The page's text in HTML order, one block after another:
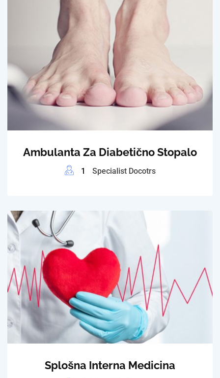
Ambulanta Za Diabetično Stopalo
1 Specialist Docotrs
Splošna Interna Medicina